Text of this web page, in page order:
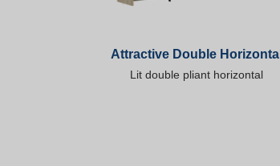
Attractive Double Horizontal
Lit double pliant horizontal